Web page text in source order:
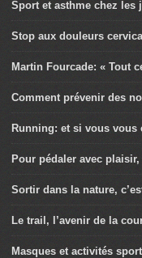
Sport et asthme chez les
Stop aux douleurs
Martin Fourcade: « Tout
Comment prévenir des
Running: et si vous vous
Pour pédaler avec
Sortir dans la nature,
Le trail, l’avenir de la
Masques et activités